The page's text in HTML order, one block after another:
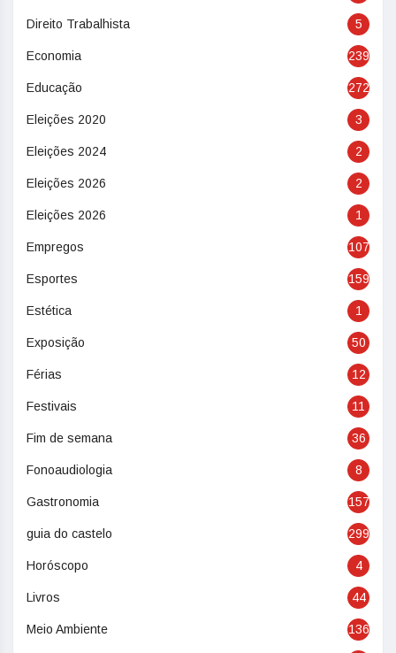
Direito Trabalhista 5
Economia 239
Educação 272
Eleições 2020 3
Eleições 2024 2
Eleições 2026 2
Eleições 2026 1
Empregos 107
Esportes 159
Estética 1
Exposição 50
Férias 12
Festivais 11
Fim de semana 36
Fonoaudiologia 8
Gastronomia 157
guia do castelo 299
Horóscopo 4
Livros 44
Meio Ambiente 136